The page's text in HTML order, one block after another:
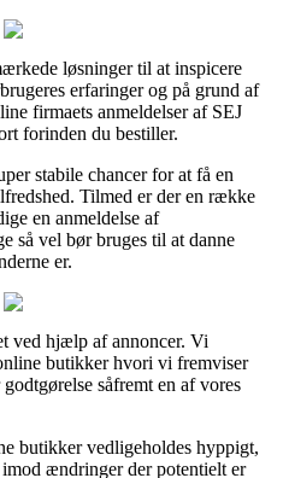
løsninger til at inspicere
erfaringer og på grund af
firmaets anmeldelser af SEJ
forinden du bestiller.
stabile chancer for at få en
Tilmed er der en række
en anmeldelse af
så vel bør bruges til at danne
er.
ved hjælp af annoncer. Vi
butikker hvori vi fremviser
såfremt en af vores
butikker vedligeholdes hyppigt,
ændringer der potentielt er